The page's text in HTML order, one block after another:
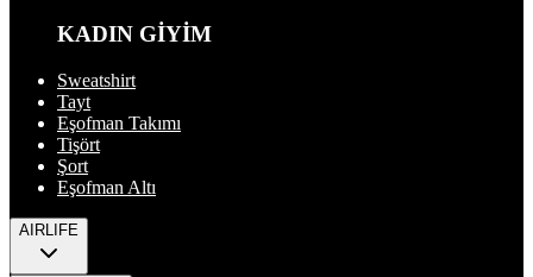
KADIN GİYİM
Sweatshirt
Tayt
Eşofman Takımı
Tişört
Şort
Eşofman Altı
AIRLIFE